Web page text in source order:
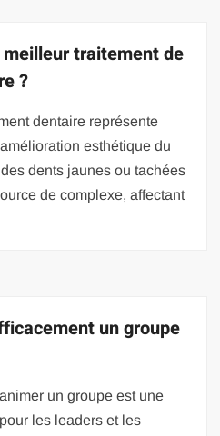
traitement de
?
dentaire représente
esthétique du
dents jaunes ou tachées
de complexe, affectant
un groupe
un groupe est une
les leaders et les